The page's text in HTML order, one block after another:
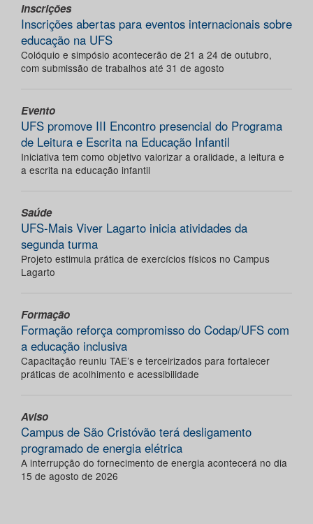
Inscrições
Inscrições abertas para eventos internacionais sobre
educação na UFS
Colóquio e simpósio acontecerão de 21 a 24 de outubro,
com submissão de trabalhos até 31 de agosto
Evento
UFS promove III Encontro presencial do Programa
de Leitura e Escrita na Educação Infantil
Iniciativa tem como objetivo valorizar a oralidade, a leitura e
a escrita na educação infantil
Saúde
UFS-Mais Viver Lagarto inicia atividades da
segunda turma
Projeto estimula prática de exercícios físicos no Campus
Lagarto
Formação
Formação reforça compromisso do Codap/UFS com
a educação inclusiva
Capacitação reuniu TAE’s e terceirizados para fortalecer
práticas de acolhimento e acessibilidade
Aviso
Campus de São Cristóvão terá desligamento
programado de energia elétrica
A interrupção do fornecimento de energia acontecerá no dia
15 de agosto de 2026